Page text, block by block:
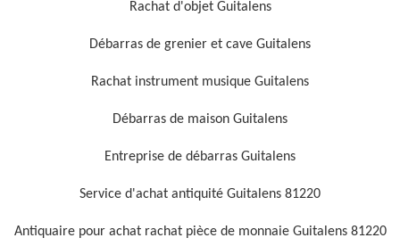
Rachat d'objet Guitalens
Débarras de grenier et cave Guitalens
Rachat instrument musique Guitalens
Débarras de maison Guitalens
Entreprise de débarras Guitalens
Service d'achat antiquité Guitalens 81220
Antiquaire pour achat rachat pièce de monnaie Guitalens 81220